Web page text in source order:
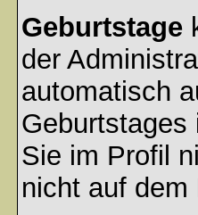
Geburtstage
der
automatisch
Geburtstages
Sie im Profil
nicht auf